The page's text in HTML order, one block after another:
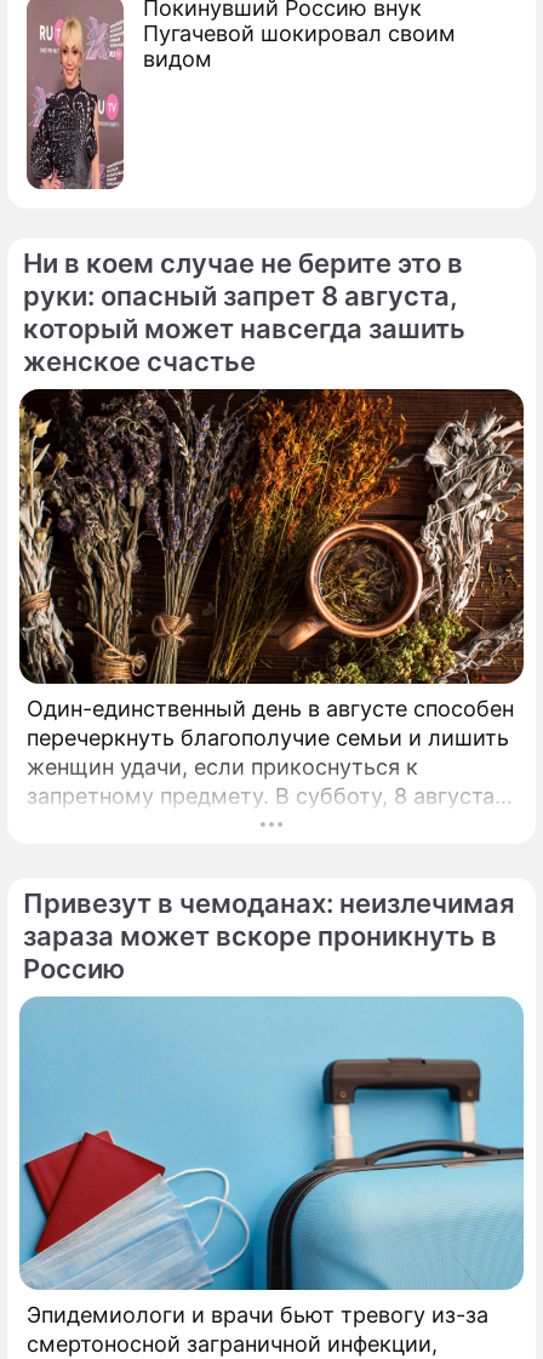
Покинувший Россию внук
Пугачевой шокировал своим
видом
Ни в коем случае не берите это в
руки: опасный запрет 8 августа,
который может навсегда зашить
женское счастье
Один-единственный день в августе способен
перечеркнуть благополучие семьи и лишить
женщин удачи, если прикоснуться к
запретному предмету. В субботу, 8 августа,
православная церковь молитвенно чтит
Никомидийских.
Привезут в чемоданах: неизлечимая
зараза может вскоре проникнуть в
Россию
Эпидемиологи и врачи бьют тревогу из-за
смертоносной заграничной инфекции,